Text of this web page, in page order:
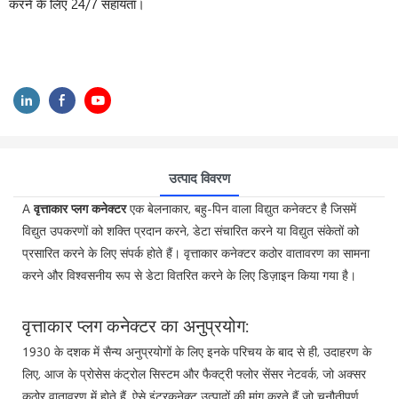
करने के लिए 24/7 सहायता।
उत्पाद विवरण
Aवृत्ताकार प्लग कनेक्टरएक बेलनाकार, बहु-पिन वाला विद्युत कनेक्टर है जिसमें
विद्युत उपकरणों को शक्ति प्रदान करने, डेटा संचारित करने या विद्युत संकेतों को
प्रसारित करने के लिए संपर्क होते हैं। वृत्ताकार कनेक्टर कठोर वातावरण का सामना
करने और विश्वसनीय रूप से डेटा वितरित करने के लिए डिज़ाइन किया गया है।
वृत्ताकार प्लग कनेक्टर का अनुप्रयोग:
1930 के दशक में सैन्य अनुप्रयोगों के लिए इनके परिचय के बाद से ही, उदाहरण के
लिए, आज के प्रोसेस कंट्रोल सिस्टम और फैक्ट्री फ्लोर सेंसर नेटवर्क, जो अक्सर